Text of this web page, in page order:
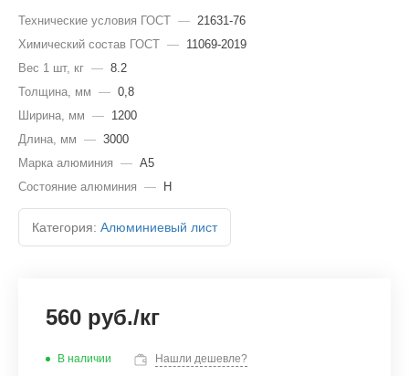
Технические условия ГОСТ — 21631-76
Химический состав ГОСТ — 11069-2019
Вес 1 шт, кг — 8.2
Толщина, мм — 0,8
Ширина, мм — 1200
Длина, мм — 3000
Марка алюминия — А5
Состояние алюминия — Н
Категория: Алюминиевый лист
560 руб./кг
В наличии Нашли дешевле?